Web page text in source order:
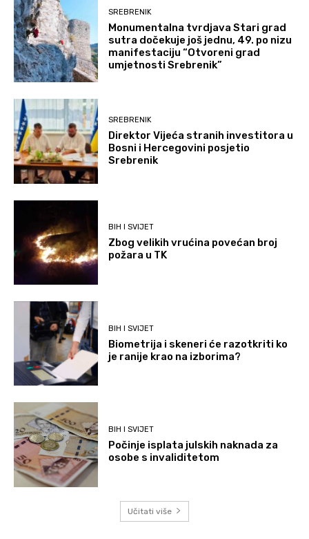
SREBRENIK
Monumentalna tvrdjava Stari grad
sutra dočekuje još jednu, 49. po nizu
manifestaciju “Otvoreni grad
umjetnosti Srebrenik”
SREBRENIK
Direktor Vijeća stranih investitora u
Bosni i Hercegovini posjetio
Srebrenik
BIH I SVIJET
Zbog velikih vrućina povećan broj
požara u TK
BIH I SVIJET
Biometrija i skeneri će razotkriti ko
je ranije krao na izborima?
BIH I SVIJET
Počinje isplata julskih naknada za
osobe s invaliditetom
Učitati više